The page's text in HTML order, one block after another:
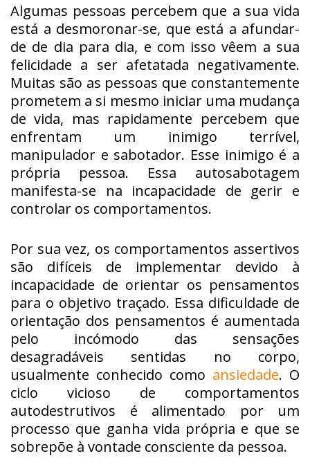
Algumas pessoas percebem que a sua vida
está a desmoronar-se, que está a afundar-
de de dia para dia, e com isso vêem a sua
felicidade a ser afetatada negativamente.
Muitas são as pessoas que constantemente
prometem a si mesmo iniciar uma mudança
de vida, mas rapidamente percebem que
enfrentam um inimigo terrível,
manipulador e sabotador. Esse inimigo é a
própria pessoa. Essa autosabotagem
manifesta-se na incapacidade de gerir e
controlar os comportamentos.
Por sua vez, os comportamentos assertivos
são difíceis de implementar devido à
incapacidade de orientar os pensamentos
para o objetivo traçado. Essa dificuldade de
orientação dos pensamentos é aumentada
pelo incómodo das sensações
desagradáveis sentidas no corpo,
usualmente conhecido como ansiedade. O
ciclo vicioso de comportamentos
autodestrutivos é alimentado por um
processo que ganha vida própria e que se
sobrepõe à vontade consciente da pessoa.